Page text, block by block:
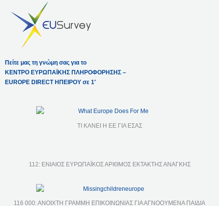
Πείτε μας τη γνώμη σας για το
ΚΕΝΤΡΟ ΕΥΡΩΠΑΪΚΗΣ ΠΛΗΡΟΦΟΡΗΣΗΣ –
EUROPE DIRECT ΗΠΕΙΡΟΥ σε 1′
ΤΙ ΚΑΝΕΙ Η ΕΕ ΓΙΑ ΕΣΑΣ
112: ΕΝΙΑΙΟΣ ΕΥΡΩΠΑΪΚΟΣ ΑΡΙΘΜΟΣ ΕΚΤΑΚΤΗΣ ΑΝΑΓΚΗΣ
116 000: ΑΝΟΙΧΤΗ ΓΡΑΜΜΗ ΕΠΙΚΟΙΝΩΝΙΑΣ ΓΙΑ ΑΓΝΟΟΥΜΕΝΑ ΠΑΙΔΙΑ